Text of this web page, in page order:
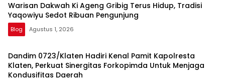
Warisan Dakwah Ki Ageng Gribig Terus Hidup, Tradisi
Yaqowiyu Sedot Ribuan Pengunjung
Blog Agustus 1, 2026
Dandim 0723/Klaten Hadiri Kenal Pamit Kapolresta
Klaten, Perkuat Sinergitas Forkopimda Untuk Menjaga
Kondusifitas Daerah